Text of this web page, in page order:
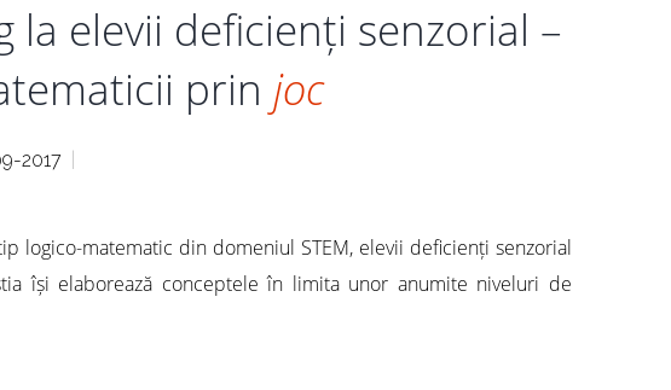
elevii deficienți senzorial –
prin joc
2017
logico-matematic din domeniul STEM, elevii deficienți senzorial
își elaborează conceptele în limita unor anumite niveluri de